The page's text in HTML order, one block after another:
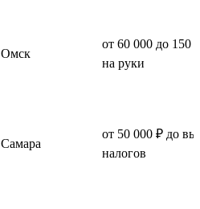
Омск
от 60 000 до 150
на руки
Самара
от 50 000 ₽ до
налогов